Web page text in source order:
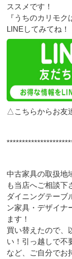
ススメです！
『うちのカリモ
LINEしてみてね！
△こちらからお友
中古家具の取扱地
も当店へご相談下
ダイニングテーブ
ン家具・デザイナ
ます！
買い替えたので、
い！引っ越しで不
など、ご自分でお